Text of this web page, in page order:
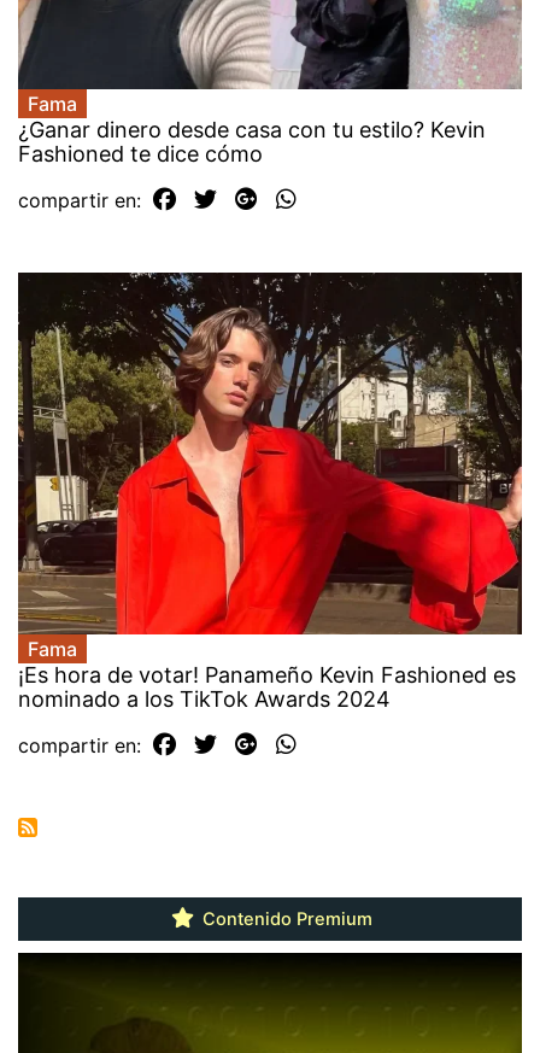
Fama
¿Ganar dinero desde casa con tu estilo? Kevin
Fashioned te dice cómo
compartir en:
Fama
¡Es hora de votar! Panameño Kevin Fashioned es
nominado a los TikTok Awards 2024
compartir en:
Contenido Premium